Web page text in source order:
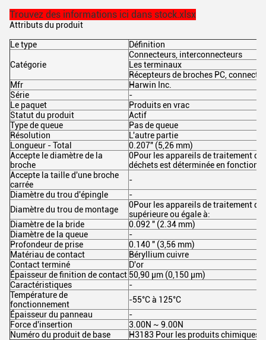
Trouvez des informations ici dans stock.xlsx
Attributs du produit
Le type Définition
Catégorie
Connecteurs, interconnecteurs
Les terminaux
Récepteurs de broches PC,
Mfr
Harwin Inc.
Série
-
Le paquet
Produits en vrac
Statut du produit
Actif
Type de queue
Pas de queue
Résolution
L'autre partie
Longueur - Total
0.207" (5,26 mm)
Accepte le diamètre de la
broche
0Pour les appareils de traitement
déchets est déterminée en fonction
Accepte la taille d'une broche
carrée
-
Diamètre du trou d'épingle
-
Diamètre du trou de montage
0Pour les appareils de traitement
supérieure ou égale à:
Diamètre de la bride
0.092 " (2.34 mm)
Diamètre de la queue
-
Profondeur de prise
0.140 " (3,56 mm)
Matériau de contact
Béryllium cuivre
Contact terminé
D'or
Épaisseur de finition de contact 50,90 μm (0,150 μm)
Caractéristiques
-
Température de
fonctionnement
-55°C à 125°C
Épaisseur du panneau
-
Force d'insertion
3.00N ~ 9.00N
Numéro du produit de base
H3183 Pour les produits chimiques